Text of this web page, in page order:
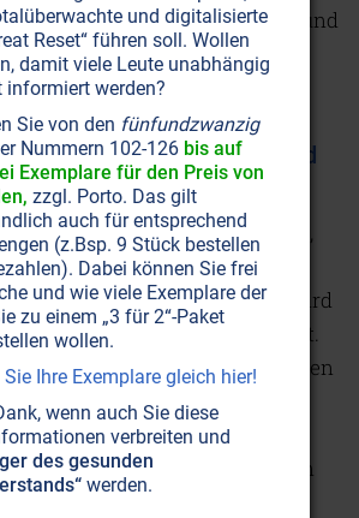
Zeit, in welchem Land und
der Lebensstrom weiterlernen
zwischen Mutter und
die Mutter selbst ihr Kind stillt,
nicht nur die Beziehung
mit der Milch der Mutter wird
auch mit ihrer Liebe genährt.
Mutter zum Stillen zu geben
da man nicht sicher
Frau nicht mit dem Stillen
und etwas von ihrem eigenen
In der Muttermilch befindet
und digitalisierte
Reset“ führen soll. Wollen
damit viele Leute unabhängig
informiert werden?
Sie von den fünfundzwanzig
Nummern 102-126 bis auf
Exemplare für den Preis von
zzgl. Porto. Das gilt
auch für entsprechend
(z.Bsp. 9 Stück bestellen
Dabei können Sie frei
und wie viele Exemplare der
zu einem „3 für 2“-Paket
wollen.
Sie Ihre Exemplare gleich hier!
wenn auch Sie diese
verbreiten und
des gesunden
werden.